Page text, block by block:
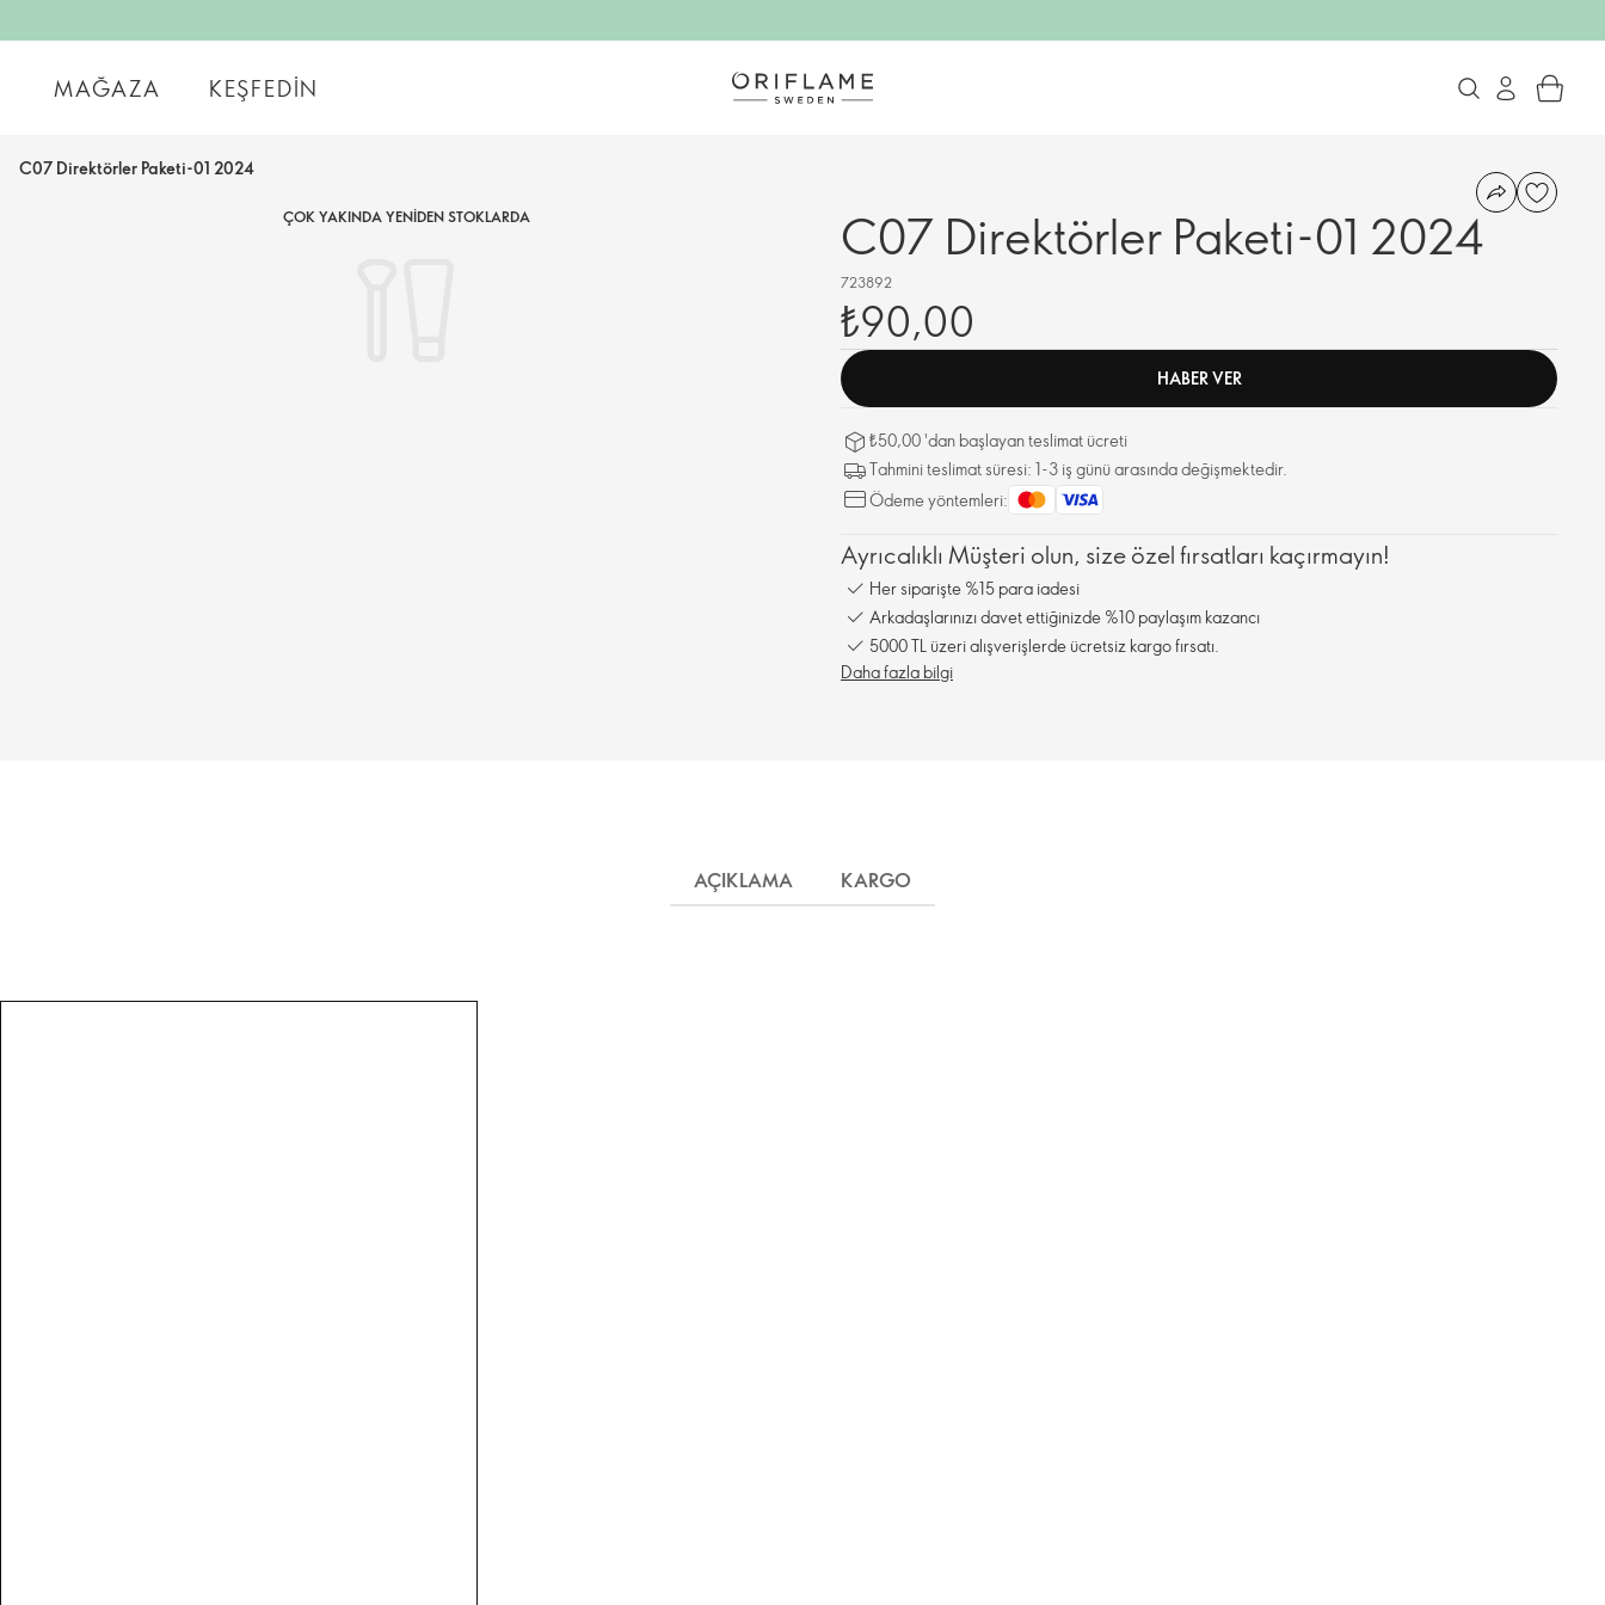
MAĞAZA KEŞFEDIN
C07 Direktörler Paketi-01 2024
ÇOK YAKINDA YENIDEN STOKLARDA C07 Direktörler Paketi-01 2024
723892
₺90,00
HABER VER
₺50,00 'dan başlayan teslimat ücreti
Tahmini teslimat süresi: 1-3 iş günü arasında değişmektedir.
Ödeme yöntemleri:
Ayrıcalıklı Müşteri olun, size özel fırsatları kaçırmayın!
Her siparişte %15 para iadesi
Arkadaşlarınızı davet ettiğinizde %10 paylaşım kazancı
5000 TL üzeri alışverişlerde ücretsiz kargo fırsatı.
Daha fazla bilgi
AÇIKLAMA KARGO